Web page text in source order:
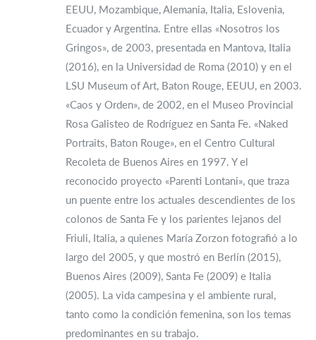
EEUU, Mozambique, Alemania, Italia, Eslovenia,
Ecuador y Argentina. Entre ellas «Nosotros los
Gringos», de 2003, presentada en Mantova, Italia
(2016), en la Universidad de Roma (2010) y en el
LSU Museum of Art, Baton Rouge, EEUU, en 2003.
«Caos y Orden», de 2002, en el Museo Provincial
Rosa Galisteo de Rodríguez en Santa Fe. «Naked
Portraits, Baton Rouge», en el Centro Cultural
Recoleta de Buenos Aires en 1997. Y el
reconocido proyecto «Parenti Lontani», que traza
un puente entre los actuales descendientes de los
colonos de Santa Fe y los parientes lejanos del
Friuli, Italia, a quienes María Zorzon fotografió a lo
largo del 2005, y que mostró en Berlín (2015),
Buenos Aires (2009), Santa Fe (2009) e Italia
(2005). La vida campesina y el ambiente rural,
tanto como la condición femenina, son los temas
predominantes en su trabajo.